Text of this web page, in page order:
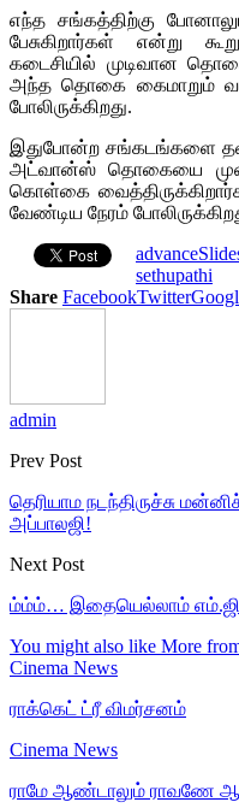
எந்த சங்கத்திற்கு
பேசுகிறார்கள் என்று
கடைசியில் முடிவான
அந்த தொகை கைமாறும்
போலிருக்கிறது.
இதுபோன்ற சங்கடங்களை
அட்வான்ஸ் தொகையை முன்
கொள்கை
வேண்டிய நேரம்
advanceSlide
sethupathi
Share FacebookTwitter
admin
Prev Post
தெரியாம நடந்திருச்சு
அப்பாலஜி!
Next Post
ம்ம்ம்… இதையெல்லாம்
You might also like More
Cinema News
ராக்கெட் ட்ரீ விமர்சனம்
Cinema News
ராமே ஆண்டாலும் ராவணே